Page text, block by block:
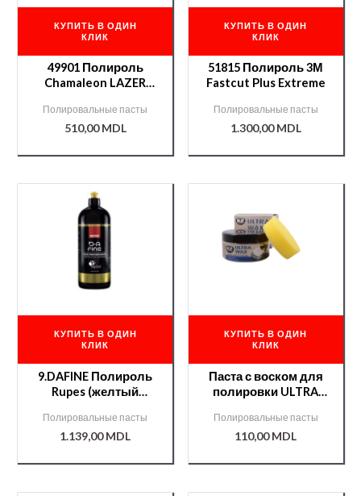
КУПИТЬ В ОДИН
КЛИК
49901 Полироль
Chamaleon LAZER
в одном) 1кг
Полировальные пасты
510,00MDL
КУПИТЬ В ОДИН
КЛИК
51815 Полироль 3М
Fastcut Plus Extreme
Полировальные пасты
1.300,00MDL
КУПИТЬ В ОДИН
КЛИК
9.DAFINE Полироль
Rupes (желтый
Полировальные пасты
1.139,00MDL
КУПИТЬ В ОДИН
КЛИК
Паста с воском для
полировки ULTRA
Полировальные пасты
110,00MDL